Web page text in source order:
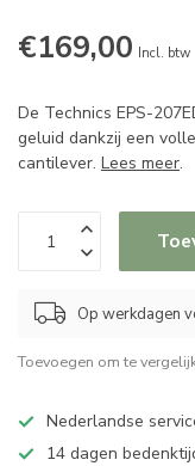
€169,00 Incl. btw
De Technics EPS-
geluid dankzij een
cantilever. Lees meer.
Op werkdagen
Toevoegen om te
Nederlandse
14 dagen